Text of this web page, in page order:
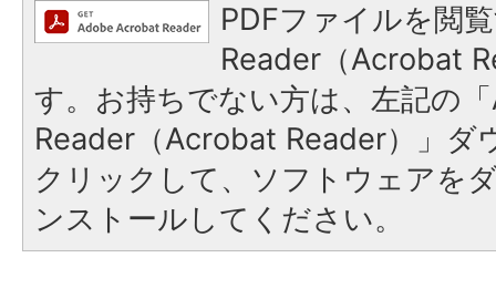
PDFファイルを閲
Reader（Acrobat
す。お持ちでない方は、左記の
Reader（Acrobat Reader）」ダ
クリックして、ソフトウェアを
ンストールしてください。